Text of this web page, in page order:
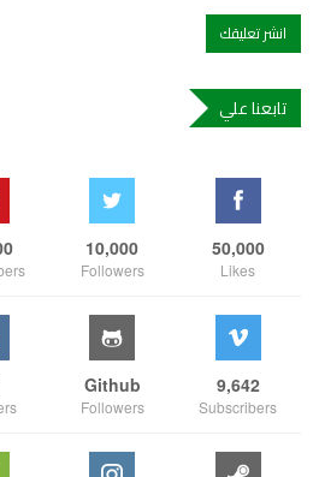
تابعنا علي
50,000
Likes
10,000
Followers
9,642
Subscribers
Github
Followers